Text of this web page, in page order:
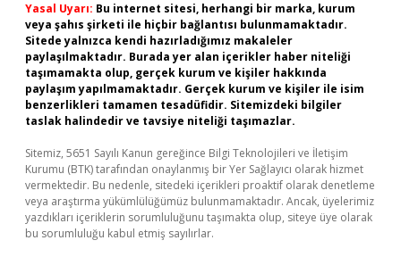
Yasal Uyarı: Bu internet sitesi, herhangi bir marka, kurum
veya şahıs şirketi ile hiçbir bağlantısı bulunmamaktadır.
Sitede yalnızca kendi hazırladığımız makaleler
paylaşılmaktadır. Burada yer alan içerikler haber niteliği
taşımamakta olup, gerçek kurum ve kişiler hakkında
paylaşım yapılmamaktadır. Gerçek kurum ve kişiler ile isim
benzerlikleri tamamen tesadüfidir. Sitemizdeki bilgiler
taslak halindedir ve tavsiye niteliği taşımazlar.
Sitemiz, 5651 Sayılı Kanun gereğince Bilgi Teknolojileri ve İletişim
Kurumu (BTK) tarafından onaylanmış bir Yer Sağlayıcı olarak hizmet
vermektedir. Bu nedenle, sitedeki içerikleri proaktif olarak denetleme
veya araştırma yükümlülüğümüz bulunmamaktadır. Ancak, üyelerimiz
yazdıkları içeriklerin sorumluluğunu taşımakta olup, siteye üye olarak
bu sorumluluğu kabul etmiş sayılırlar.